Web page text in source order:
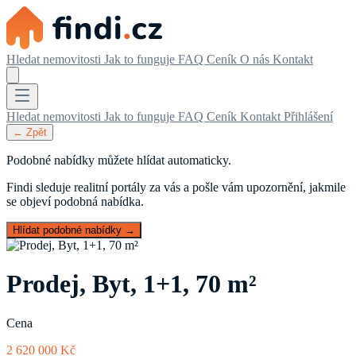
Hledat nemovitosti Jak to funguje FAQ Ceník O nás Kontakt
Hledat nemovitosti Jak to funguje FAQ Ceník Kontakt Přihlášení
← Zpět
Podobné nabídky můžete hlídat automaticky.
Findi sleduje realitní portály za vás a pošle vám upozornění, jakmile
se objeví podobná nabídka.
Hlídat podobné nabídky →
Prodej, Byt, 1+1, 70 m²
Cena
2 620 000 Kč